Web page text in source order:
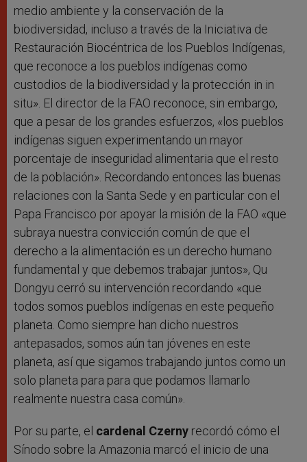
medio ambiente y la conservación de la
biodiversidad, incluso a través de la Iniciativa de
Restauración Biocéntrica de los Pueblos Indígenas,
que reconoce a los pueblos indígenas como
custodios de la biodiversidad y la protección in in
situ». El director de la FAO reconoce, sin embargo,
que a pesar de los grandes esfuerzos, «los pueblos
indígenas siguen experimentando un mayor
porcentaje de inseguridad alimentaria que el resto
de la población». Recordando entonces las buenas
relaciones con la Santa Sede y en particular con el
Papa Francisco por apoyar la misión de la FAO «que
subraya nuestra convicción común de que el
derecho a la alimentación es un derecho humano
fundamental y que debemos trabajar juntos», Qu
Dongyu cerró su intervención recordando «que
todos somos pueblos indígenas en este pequeño
planeta. Como siempre han dicho nuestros
antepasados, somos aún tan jóvenes en este
planeta, así que sigamos trabajando juntos como un
solo planeta para para que podamos llamarlo
realmente nuestra casa común».
Por su parte, el cardenal Czerny recordó cómo el
Sínodo sobre la Amazonia marcó el inicio de una